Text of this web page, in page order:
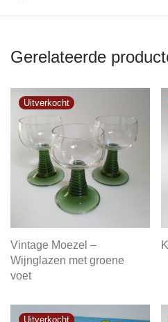
Gerelateerde
Vintage Moezel –
Wijnglazen met groene
voet